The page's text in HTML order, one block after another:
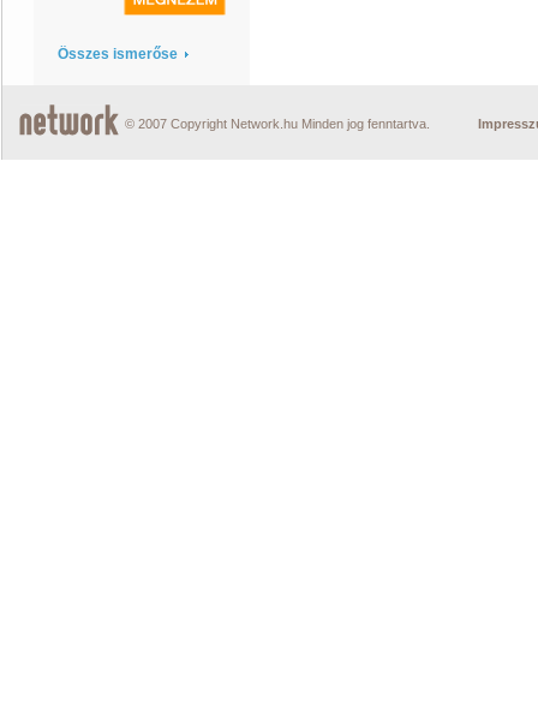
Összes ismerőse
© 2007 Copyright Network.hu Minden jog fenntartva.